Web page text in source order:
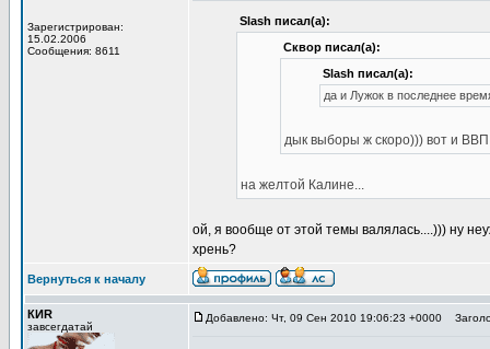
Зарегистрирован:
15.02.2006
Сообщения: 8611
Slash писал(а):
Сквор писал(а):
Slash писал(а):
да и Лужок в последнее
дык выборы ж скоро))) вот и
на желтой Калине...
ой, я вообще от этой темы валялась....))) ну
хрень?
Вернуться к началу
КИR
завсегдатай
Добавлено: Чт, 09 Сен 2010 19:06:23 +0000